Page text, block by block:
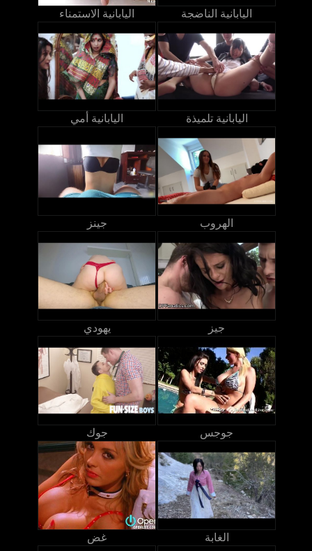
اليابانية الاستمناء اليابانية الناضجة
اليابانية أمي اليابانية تلميذة
جينز الهروب
يهودي جيز
جوك جوجس
غض الغابة